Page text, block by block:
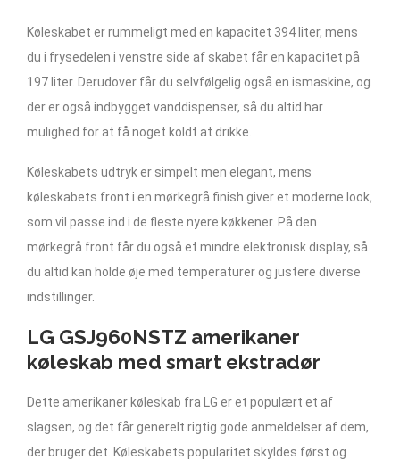
Køleskabet er rummeligt med en kapacitet 394 liter, mens
du i frysedelen i venstre side af skabet får en kapacitet på
197 liter. Derudover får du selvfølgelig også en ismaskine, og
der er også indbygget vanddispenser, så du altid har
mulighed for at få noget koldt at drikke.
Køleskabets udtryk er simpelt men elegant, mens
køleskabets front i en mørkegrå finish giver et moderne look,
som vil passe ind i de fleste nyere køkkener. På den
mørkegrå front får du også et mindre elektronisk display, så
du altid kan holde øje med temperaturer og justere diverse
indstillinger.
LG GSJ960NSTZ amerikaner
køleskab med smart ekstradør
Dette amerikaner køleskab fra LG er et populært et af
slagsen, og det får generelt rigtig gode anmeldelser af dem,
der bruger det. Køleskabets popularitet skyldes først og